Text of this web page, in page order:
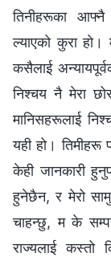
तिनीहरूका
ल्याएको कुरा
कसैलाई
निश्चय नै मेरा
मानिसहरूलाई
यही हो।
केही जानकारी
हुनेछैन, र मेरो
चाहन्छु, म के
राज्यलाई कस्तो